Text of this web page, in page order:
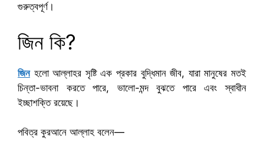
গুরুত্বপূর্ণ।
জিন কি?
জিনহলো আল্লাহর সৃষ্টি এক প্রকার বুদ্ধিমান জীব, যারা মানুষের মতই
চিন্তা-ভাবনা করতে পারে, ভালো-মন্দ বুঝতে পারে এবং স্বাধীন
ইচ্ছাশক্তি রয়েছে।
পবিত্র কুরআনে আল্লাহ বলেন—